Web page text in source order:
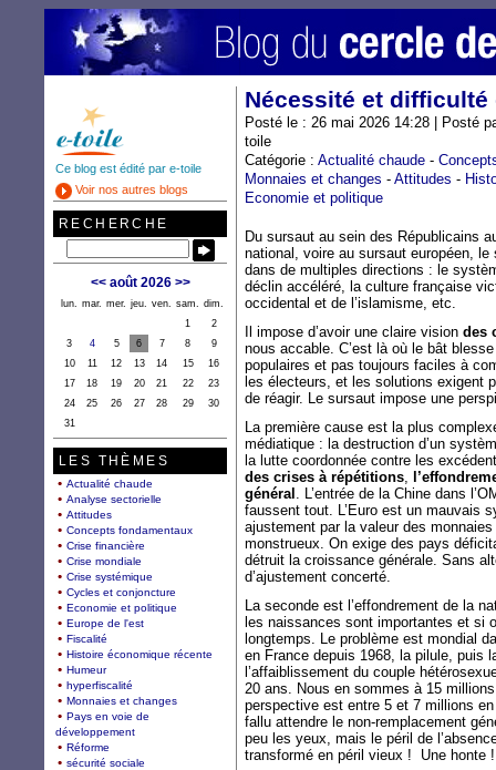
Nécessité et
Posté le : 26 mai 2026 14:28 | Posté
toile
Catégorie : Actualité chaude -
Monnaies et changes - Attitudes -
Economie et politique
Du sursaut au sein des Républicains
national, voire au sursaut européen,
dans de multiples directions : le
déclin accéléré, la culture française
occidental et de l’islamisme, etc.
Il impose d’avoir une claire vision des
nous accable. C’est là où le bât
populaires et pas toujours faciles à
les électeurs, et les solutions exigent
de réagir. Le sursaut impose une
La première cause est la plus
médiatique : la destruction d’un
la lutte coordonnée contre les
des crises à répétitions,
général . L’entrée de la Chine dans
faussent tout. L’Euro est un mauvais
ajustement par la valeur des
monstrueux. On exige des pays
détruit la croissance générale. Sans
d’ajustement concerté.
La seconde est l’effondrement de la
les naissances sont importantes et si
longtemps. Le problème est mondial
en France depuis 1968, la pilule, puis
l’affaiblissement du couple
20 ans. Nous en sommes à 15
perspective est entre 5 et 7 millions
fallu attendre le non-remplacement
peu les yeux, mais le péril de
transformé en péril vieux ! Une honte !
Ce blog est édité par e-toile
Voir nos autres blogs
RECHERCHE
<< août 2026 >>
lun. mar. mer. jeu. ven. sam.
dim.
1
2
3
4 5 6 7 8
9
10
11 12 13 14 15
16
17
18 19 20 21 22
23
24
25 26 27 28 29
30
31
LES THÈMES
Actualité chaude
Analyse sectorielle
Attitudes
Concepts fondamentaux
Crise financière
Crise mondiale
Crise systémique
Cycles et conjoncture
Economie et politique
Europe de l'est
Fiscalité
Histoire économique récente
Humeur
hyperfiscalité
Monnaies et changes
Pays en voie de
développement
Réforme
sécurité sociale